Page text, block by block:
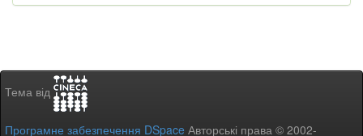
Тема від
Програмне забезпечення DSpace Авторські права © 2002-